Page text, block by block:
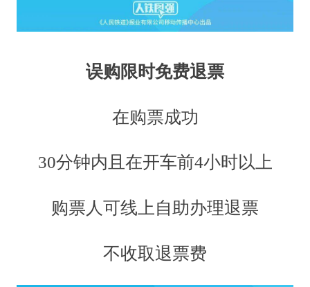
误购限时免费退票
在购票成功
30分钟内且在开车前4小时以上
购票人可线上自助办理退票
不收取退票费